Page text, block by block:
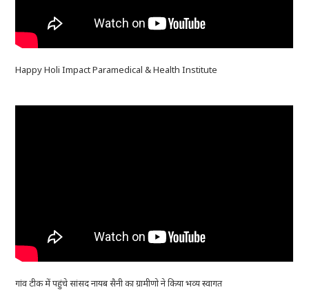
Happy Holi Impact Paramedical & Health Institute
गांव टीक में पहुंचे सांसद नायब सैनी का ग्रामीणो ने किया भव्य स्वागत